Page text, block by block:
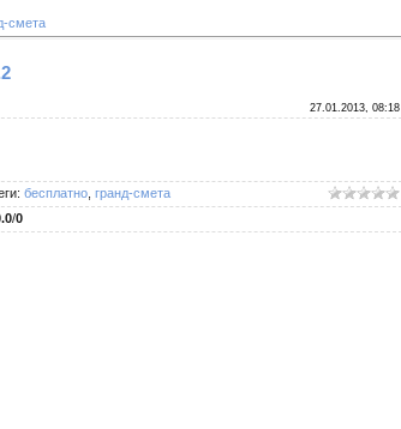
смета
27.01.2013, 08:18
: бесплатно гранд-смета
/0